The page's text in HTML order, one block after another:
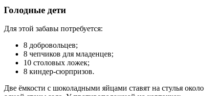
Голодные дети
Для этой забавы потребуется:
8 добровольцев;
8 чепчиков для младенцев;
10 столовых ложек;
8 киндер-сюрпризов.
Две ёмкости с шоколадными яйцами ставят на стулья около